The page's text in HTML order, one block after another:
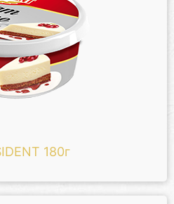
180г